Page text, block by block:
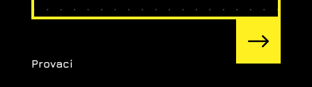
Provaci
$